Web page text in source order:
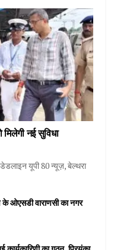
मिलेगी नई सुविधा
यूपी 80 न्यूज़, बेल्थरा
के ओएसडी वाराणसी का नगर